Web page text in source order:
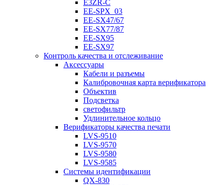
E3ZR-C
EE-SPX_03
EE-SX47/67
EE-SX77/87
EE-SX95
EE-SX97
Контроль качества и отслеживание
Аксессуары
Кабели и разъемы
Калибровочная карта верификатора
Объектив
Подсветка
светофильтр
Удлинительное кольцо
Верификаторы качества печати
LVS-9510
LVS-9570
LVS-9580
LVS-9585
Системы идентификации
QX-830